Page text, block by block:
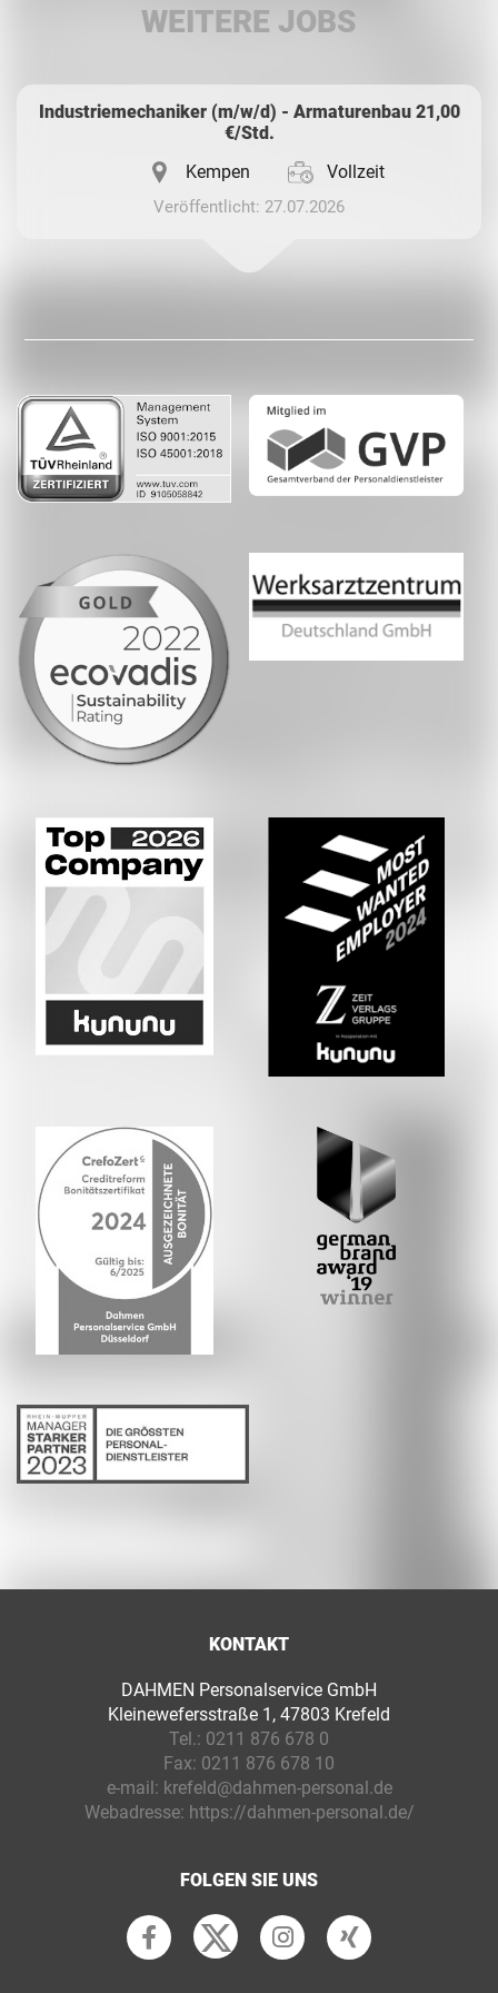
WEITERE JOBS
Industriemechaniker (m/w/d) - Armaturenbau 21,00
€/Std.
Kempen
Vollzeit
Veröffentlicht: 27.07.2026
KONTAKT
DAHMEN Personalservice GmbH
Kleinewefersstraße 1, 47803 Krefeld
Tel.: 0211 876 678 0
Fax: 0211 876 678 10
e-mail: krefeld@dahmen-personal.de
Webadresse: https://dahmen-personal.de/
FOLGEN SIE UNS